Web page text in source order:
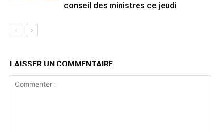
conseil des ministres ce jeudi
LAISSER UN COMMENTAIRE